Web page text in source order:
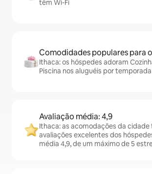
têm Wi-Fi
Comodidades populares para
Ithaca: os hóspedes adoram
Piscina nos aluguéis por
Avaliação média: 4,9
Ithaca: as acomodações da cidade
avaliações excelentes dos
média 4,9, de um máximo de 5